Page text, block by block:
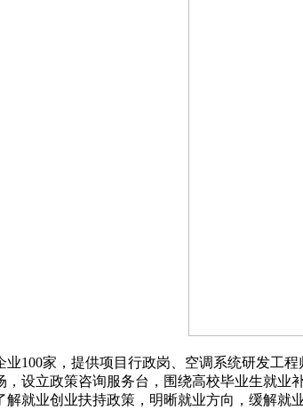
家，提供项目行政岗、空调系统研发工程
，设立政策咨询服务台，围绕高校毕业生就
解就业创业扶持政策，明晰就业方向，缓解